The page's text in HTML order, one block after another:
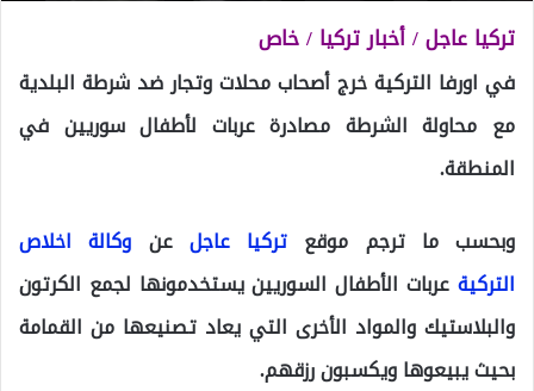
تركيا عاجل / أخبار تركيا / خاص
في اورفا التركية خرج أصحاب محلات وتجار ضد شرطة البلدية
مع محاولة الشرطة مصادرة عربات لأطفال سوريين في
المنطقة.
وبحسب ما ترجم موقع تركيا عاجل عن وكالة اخلاص
التركية عربات الأطفال السوريين يستخدمونها لجمع الكرتون
والبلاستيك والمواد الأخرى التي يعاد تصنيعها من القمامة
بحيث يبيعوها ويكسبون رزقهم.